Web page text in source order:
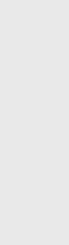
ご覧ください